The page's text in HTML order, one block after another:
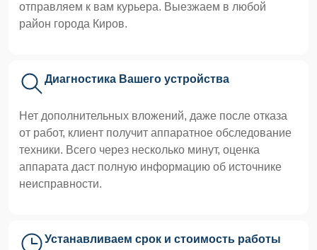
отправляем к вам курьера. Выезжаем в любой
район города Киров.
Диагностика Вашего устройства
Нет дополнительных вложений, даже после отказа
от работ, клиент получит аппаратное обследование
техники. Всего через несколько минут, оценка
аппарата даст полную информацию об источнике
неисправности.
Устанавливаем срок и стоимость работы